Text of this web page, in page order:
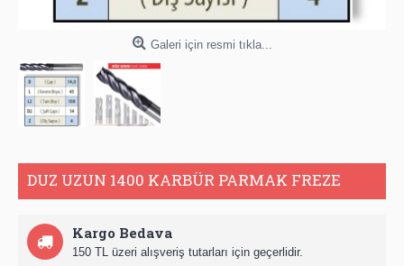
Galeri için resmi tıkla...
DUZ UZUN 1400 KARBÜR PARMAK FREZE
Kargo Bedava
150 TL üzeri alışveriş tutarları için geçerlidir.